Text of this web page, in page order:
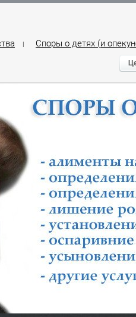
| Споры о детях (и